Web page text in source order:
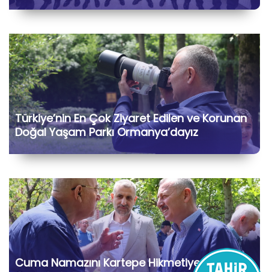
Türkiye’nin En Çok Ziyaret Edilen ve Korunan
Doğal Yaşam Parkı Ormanya’dayız
Cuma Namazını Kartepe Hikmetiye